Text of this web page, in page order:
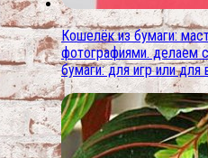
Кошелёк из бумаги:
фотографиями. делаем
бумаги: для игр или для